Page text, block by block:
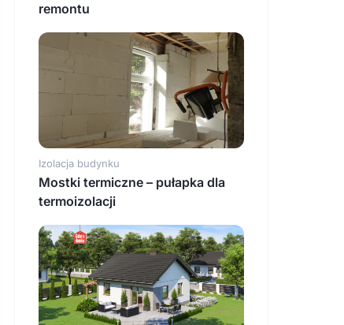
remontu
Izolacja budynku
Mostki termiczne – pułapka dla
termoizolacji